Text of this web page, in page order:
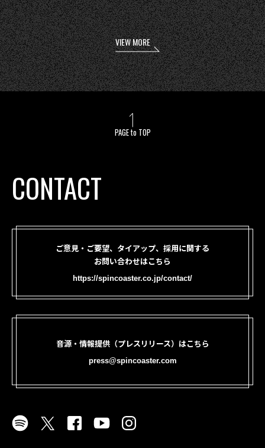
VIEW MORE
PAGE to TOP
CONTACT
ご意見・ご要望、タイアップ、採用に関する
お問い合わせはこちら
https://spincoaster.co.jp/contact/
音源・情報提供（プレスリリース）はこちら
press@spincoaster.com